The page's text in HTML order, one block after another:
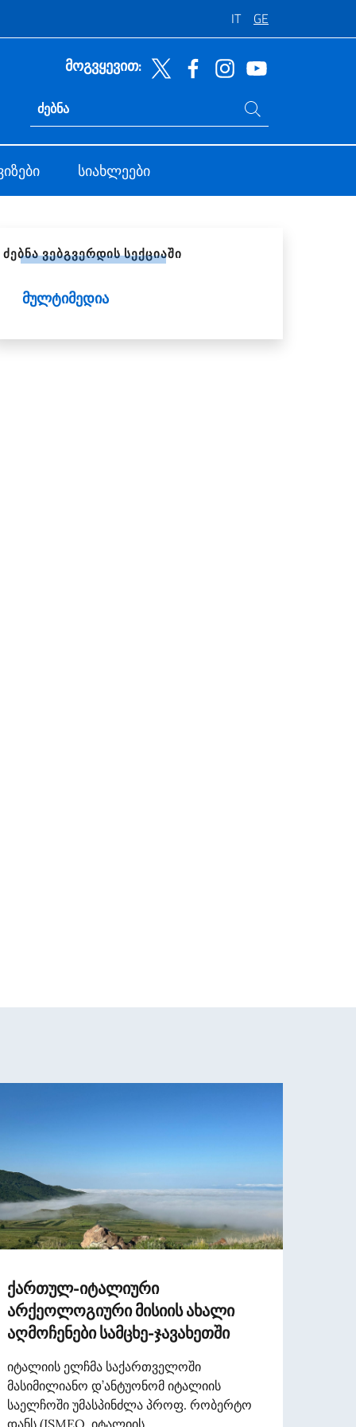
IT GE
მოგვყევით:
Ricerca sito live
მოძებნეთ საიტზე
სიახლეები
ᲫᲔᲑᲜᲐ ᲕᲔᲑᲒᲕᲔᲠᲓᲘᲡ ᲡᲔᲥᲪᲘᲐᲨᲘ
მულტიმედია
ქართულ-იტალიური
არქეოლოგიური მისიის ახალი
აღმოჩენები სამცხე-ჯავახეთში
იტალიის ელჩმა საქართველოში
მასიმილიანო დ’ანტუონომ იტალიის
საელჩოში უმასპინძლა პროფ. რობერტო
დანს (ISMEO, იტალიის